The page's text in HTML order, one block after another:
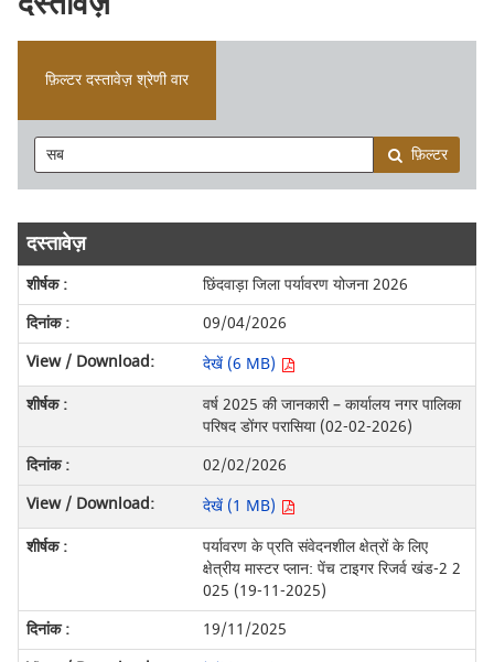
फ़िल्टर दस्तावेज़ श्रेणी वार
फ़िल्टर
दस्तावेज़
छिंदवाड़ा जिला पर्यावरण योजना 2026
09/04/2026
देखें (6 MB)
वर्ष 2025 की जानकारी – कार्यालय नगर पालिका
परिषद डोंगर परासिया (02-02-2026)
02/02/2026
देखें (1 MB)
पर्यावरण के प्रति संवेदनशील क्षेत्रों के लिए
क्षेत्रीय मास्टर प्लान: पेंच टाइगर रिजर्व खंड-2 2
025 (19-11-2025)
19/11/2025